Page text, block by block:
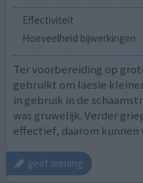
Effectiviteit
Hoeveelheid bijwerkingen
Ter voorbereiding op
gebruikt om laesie
in gebruik in de
was gruwelijk. Verder
effectief, daarom kunnen
geef mening